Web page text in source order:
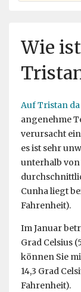
Wie
Auf Tristan
angenehme
verursacht
es ist sehr
unterhalb
Cunha liegt
Fahrenheit).
Im Januar
Grad Celsius
können Sie
14,3 Grad
Fahrenheit).